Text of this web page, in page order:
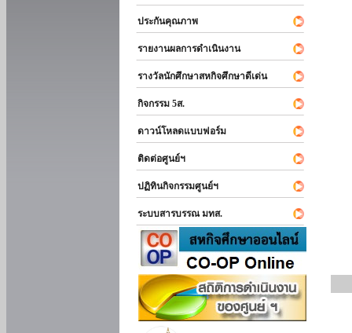
ประกันคุณภาพ
รายงานผลการดำเนินงาน
รางวัลนักศึกษาสหกิจศึกษาดีเด่น
กิจกรรม 5ส.
ดาวน์โหลดแบบฟอร์ม
ติดต่อศูนย์ฯ
ปฏิทินกิจกรรมศูนย์ฯ
ระบบสารบรรณ มทส.